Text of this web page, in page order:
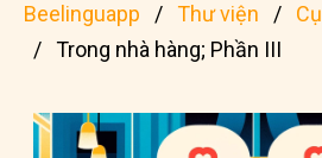
Beelinguapp Thư viện
Trong nhà hàng; Phần III